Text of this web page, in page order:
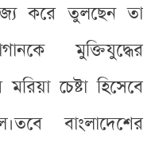
করে তুলছেন তা
মুক্তিযুদ্ধের
চেষ্টা হিসেবে
বাংলাদেশের